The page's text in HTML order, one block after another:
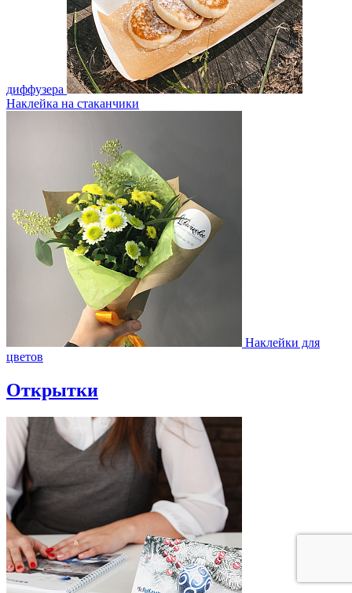
диффузера
Наклейка на стаканчики
Наклейки для
цветов
Открытки